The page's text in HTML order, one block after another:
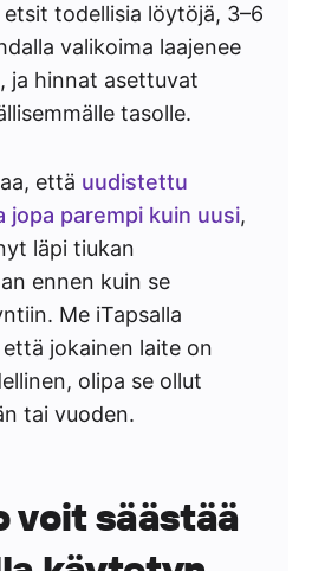
todellisia löytöjä, 3–6
valikoima laajenee
ja hinnat asettuvat
tasolle.
että uudistettu
jopa parempi kuin uusi,
läpi tiukan
ennen kuin se
Me iTapsalla
jokainen laite on
olipa se ollut
tai vuoden.
voit säästää